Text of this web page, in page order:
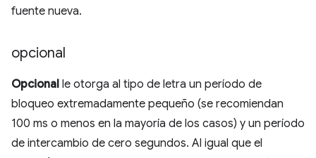
fuente nueva.
opcional
Opcional le otorga al tipo de letra un período de
bloqueo extremadamente pequeño (se recomiendan
100 ms o menos en la mayoría de los casos) y un período
de intercambio de cero segundos. Al igual que el